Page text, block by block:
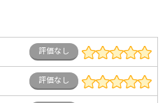
評価なし
評価なし